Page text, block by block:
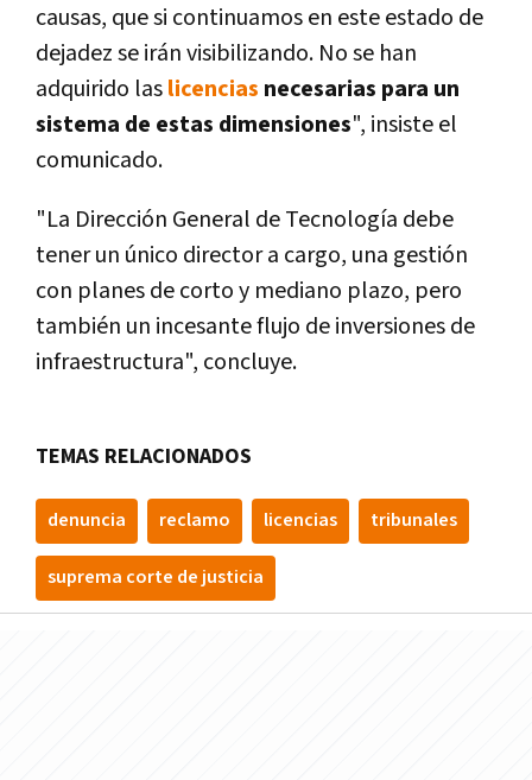
causas, que si continuamos en este estado de
dejadez se irán visibilizando. No se han
adquirido laslicencias necesarias para un
sistema de estas dimensiones", insiste el
comunicado.
"La Dirección General de Tecnologí­a debe
tener un único director a cargo, una gestión
con planes de corto y mediano plazo, pero
también un incesante flujo de inversiones de
infraestructura", concluye.
TEMAS RELACIONADOS
denuncia reclamo licencias tribunales
suprema corte de justicia